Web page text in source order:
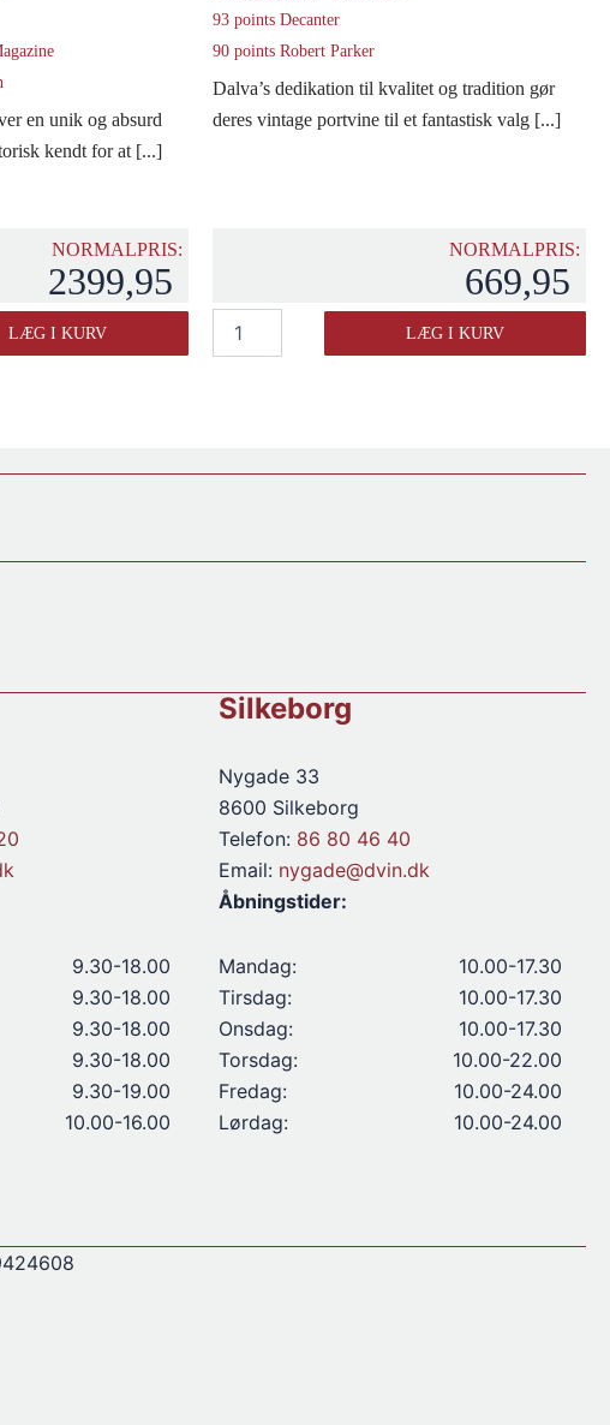
en unik og absurd
kendt for at [...]
NORMALPRIS:
2399,95
LÆG I KURV
93 points Decanter
90 points Robert Parker
Dalva’s dedikation til kvalitet og tradition gør
deres vintage portvine til et fantastisk valg [...]
NORMALPRIS:
669,95
Vintage
LÆG I KURV
9.30-18.00
9.30-18.00
9.30-18.00
9.30-18.00
9.30-19.00
10.00-16.00
Silkeborg
Nygade 33
8600 Silkeborg
Telefon: 86 80 46 40
Email: nygade@dvin.dk
Åbningstider:
Mandag:
10.00-17.30
Tirsdag:
10.00-17.30
Onsdag:
10.00-17.30
Torsdag:
10.00-22.00
Fredag:
10.00-24.00
Lørdag:
10.00-24.00